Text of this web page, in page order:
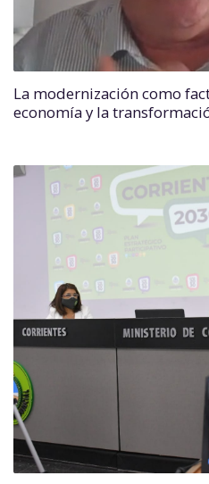
La modernización como
economía y la